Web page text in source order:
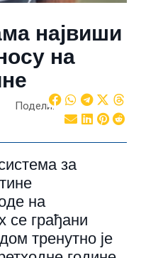
највиши
на
Подели:
за
на
се грађани
тренутно је